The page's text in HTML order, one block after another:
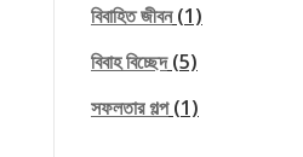
বিবাহিত জীবন(1)
বিবাহ বিচ্ছেদ(5)
সফলতার গল্প(1)